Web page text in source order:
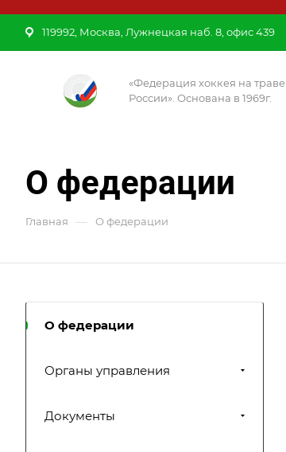
119992, Москва, Лужнецкая наб. 8, офис 439
«Федерация хоккея на траве
России». Основана в 1969г.
О федерации
Главная — О федерации
О федерации
Органы управления
Документы